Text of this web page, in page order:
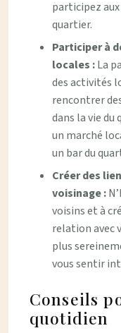
participez
quartier.
Participer à
locales :La
des activités
rencontrer
dans la vie du
un marché
un bar du
Créer des
voisinage :
voisins et à
relation avec
plus
vous sentir
Conseils
quotidien